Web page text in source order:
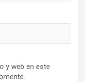
y web en este